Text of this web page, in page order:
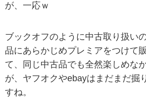
が、一応ｗ
ブックオフのように中古取り扱い
品にあらかじめプレミアをつけて
て、同じ中古品でも全然楽しめな
が、ヤフオクやebayはまだまだ掘
すね。